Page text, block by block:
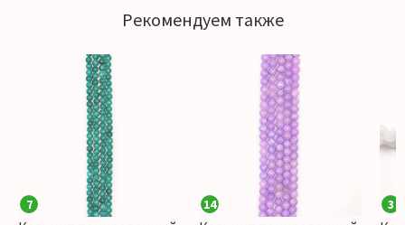
Рекомендуем также
7 14 3